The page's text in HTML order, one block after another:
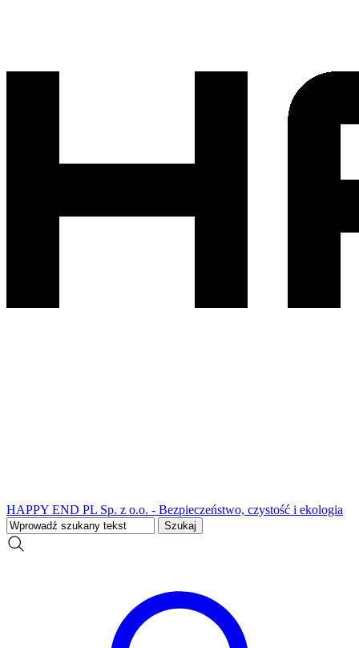
HAPPY END PL Sp. z o.o. - Bezpieczeństwo, czystość i ekologia